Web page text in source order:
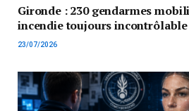
Gironde : 230 gendarmes
incendie toujours incontrôlable
23/07/2026